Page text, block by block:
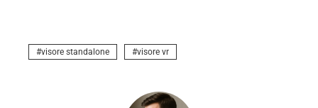
visore standalone visore vr